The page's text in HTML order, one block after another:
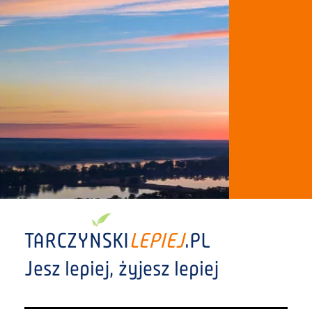
TARCZYNSKILEPIEJ.PL
Jesz lepiej, żyjesz lepiej